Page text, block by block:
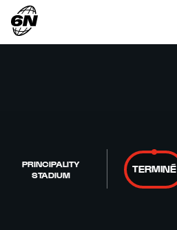
PRINCIPALITY
STADIUM
TERMINÉ